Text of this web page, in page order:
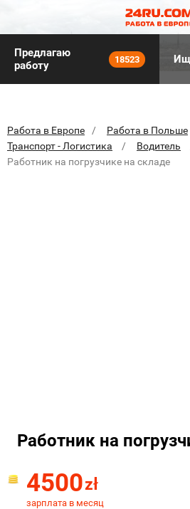
Предлагаю
работу
18523
Работа в Европе
Работа в Польше
Транспорт - Логистика
Водитель
Работник на погрузчике на складе
Работник на
4500zł
зарплата в месяц